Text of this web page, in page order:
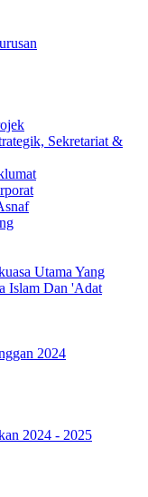
Sekretariat &
Utama Yang
Islam Dan 'Adat
2024
2024 - 2025